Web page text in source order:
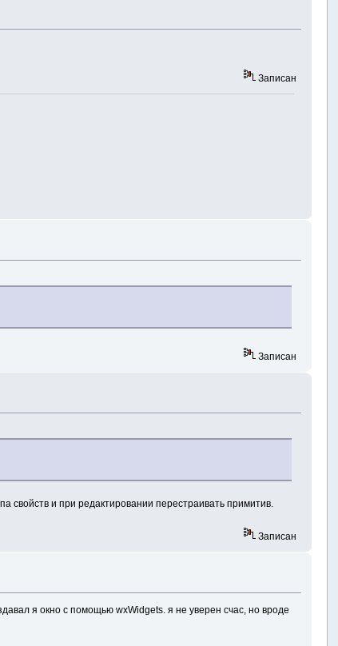
Записан
Записан
свойств и при редактировании перестраивать примитив.
Записан
я окно с помощью wxWidgets. я не уверен счас, но вроде